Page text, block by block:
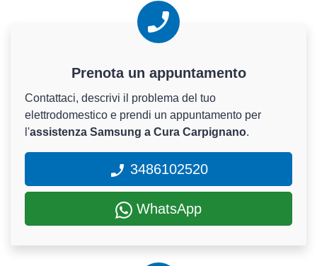
Prenota un appuntamento
Contattaci, descrivi il problema del tuo
elettrodomestico e prendi un appuntamento per
l'assistenza Samsung a Cura Carpignano.
3486102520
WhatsApp